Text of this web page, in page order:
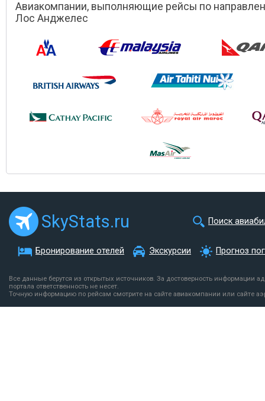
Авиакомпании, выполняющие рейсы по
Лос Анджелес
SkyStats.ru Поиск
Бронирование отелей Экскурсии Прогноз
Все данные берутся из открытых источников. За достоверность информации
портала ответственность не несет.
Точную информацию по рейсам смотрите на сайте авиакомпании или сайте